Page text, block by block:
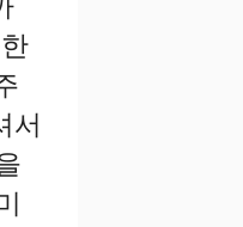
서